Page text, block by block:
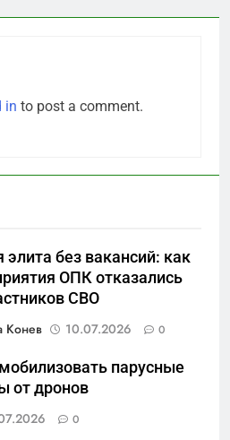
in to post a comment.
элита без вакансий: как
ОПК отказались
СВО
Конев
10.07.2026 0
парусные
от дронов
0
происходит в
анклаве:
изымают спирт «для
Отечества»
ПЕТЕРБУРГ И ОБЛАСТЬ
тонный беспилотник»
очередная показуха? Что
российский ВМФ
ПЕТЕРБУРГ И ОБЛАСТЬ